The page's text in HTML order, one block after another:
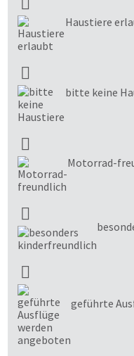
Haustiere
bitte keine
Motorrad-
geführte